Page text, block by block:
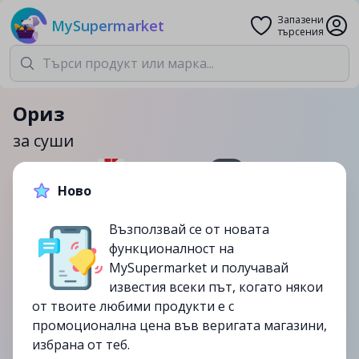
MySupermarket
Запазени
търсения
Ориз
за суши
2.99лв.
28/02
изтекла
Ново
Възползвай се от новата
функционалност на
MySupermarket и получавай
известия всеки път, когато някои
от твоите любими продукти е с
промоционална цена във веригата магазини,
избрана от теб.